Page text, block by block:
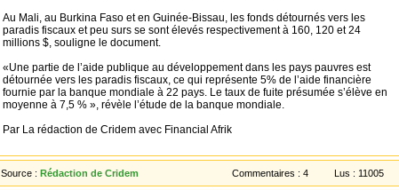
Au Mali, au Burkina Faso et en Guinée-Bissau, les fonds détournés vers les
paradis fiscaux et peu surs se sont élevés respectivement à 160, 120 et 24
millions $, souligne le document.
«Une partie de l’aide publique au développement dans les pays pauvres est
détournée vers les paradis fiscaux, ce qui représente 5% de l’aide financière
fournie par la banque mondiale à 22 pays. Le taux de fuite présumée s’élève en
moyenne à 7,5 % », révèle l’étude de la banque mondiale.
Par La rédaction de Cridem avec Financial Afrik
Source : Rédaction de Cridem Commentaires : 4 Lus : 11005